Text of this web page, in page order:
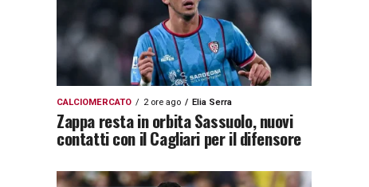
CALCIOMERCATO 2 ore ago Elia Serra
Zappa resta in orbita Sassuolo, nuovi
contatti con il Cagliari per il difensore